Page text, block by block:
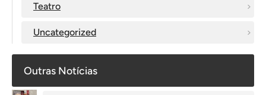
Teatro
Uncategorized
Outras Notícias